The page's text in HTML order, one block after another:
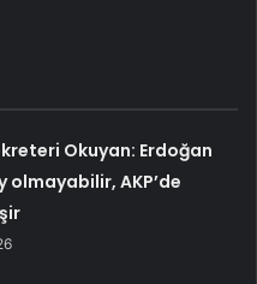
Okuyan: Erdoğan
olmayabilir, AKP’de